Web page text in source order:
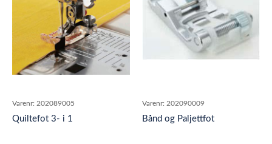
Varenr: 202089005
Quiltefot 3- i 1
Varenr: 202090009
Bånd og Paljettfot